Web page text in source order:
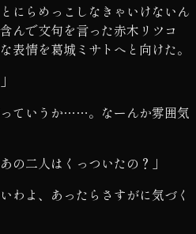
にらめっこしなきゃいけないん
んで文句を言った赤木リツコ
表情を葛城ミサトへと向けた。
っていうか……。なーんか雰囲気
の二人はくっついたの？」
わよ、あったらさすがに気づく